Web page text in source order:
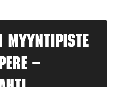
myyntipiste
–